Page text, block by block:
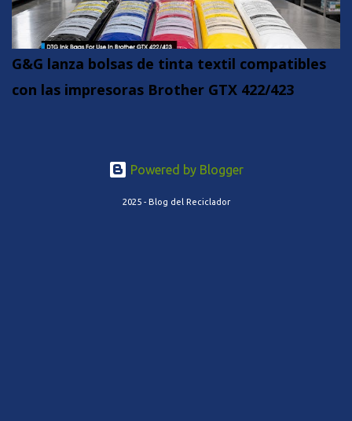
G&G lanza bolsas de tinta textil compatibles
con las impresoras Brother GTX 422/423
Powered by Blogger
2025 - Blog del Reciclador